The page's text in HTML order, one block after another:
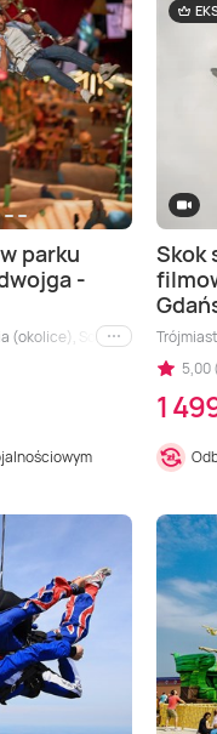
parku
-
(okolice), Sopot (okolice)
i inne
Skok
5,00
1